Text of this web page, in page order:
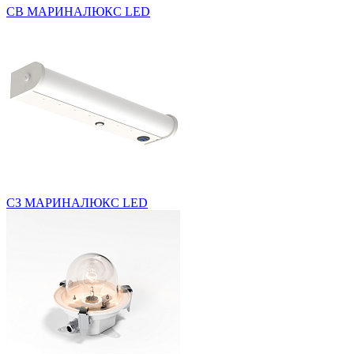
СВ МАРИНАЛЮКС LED
СЗ МАРИНАЛЮКС LED